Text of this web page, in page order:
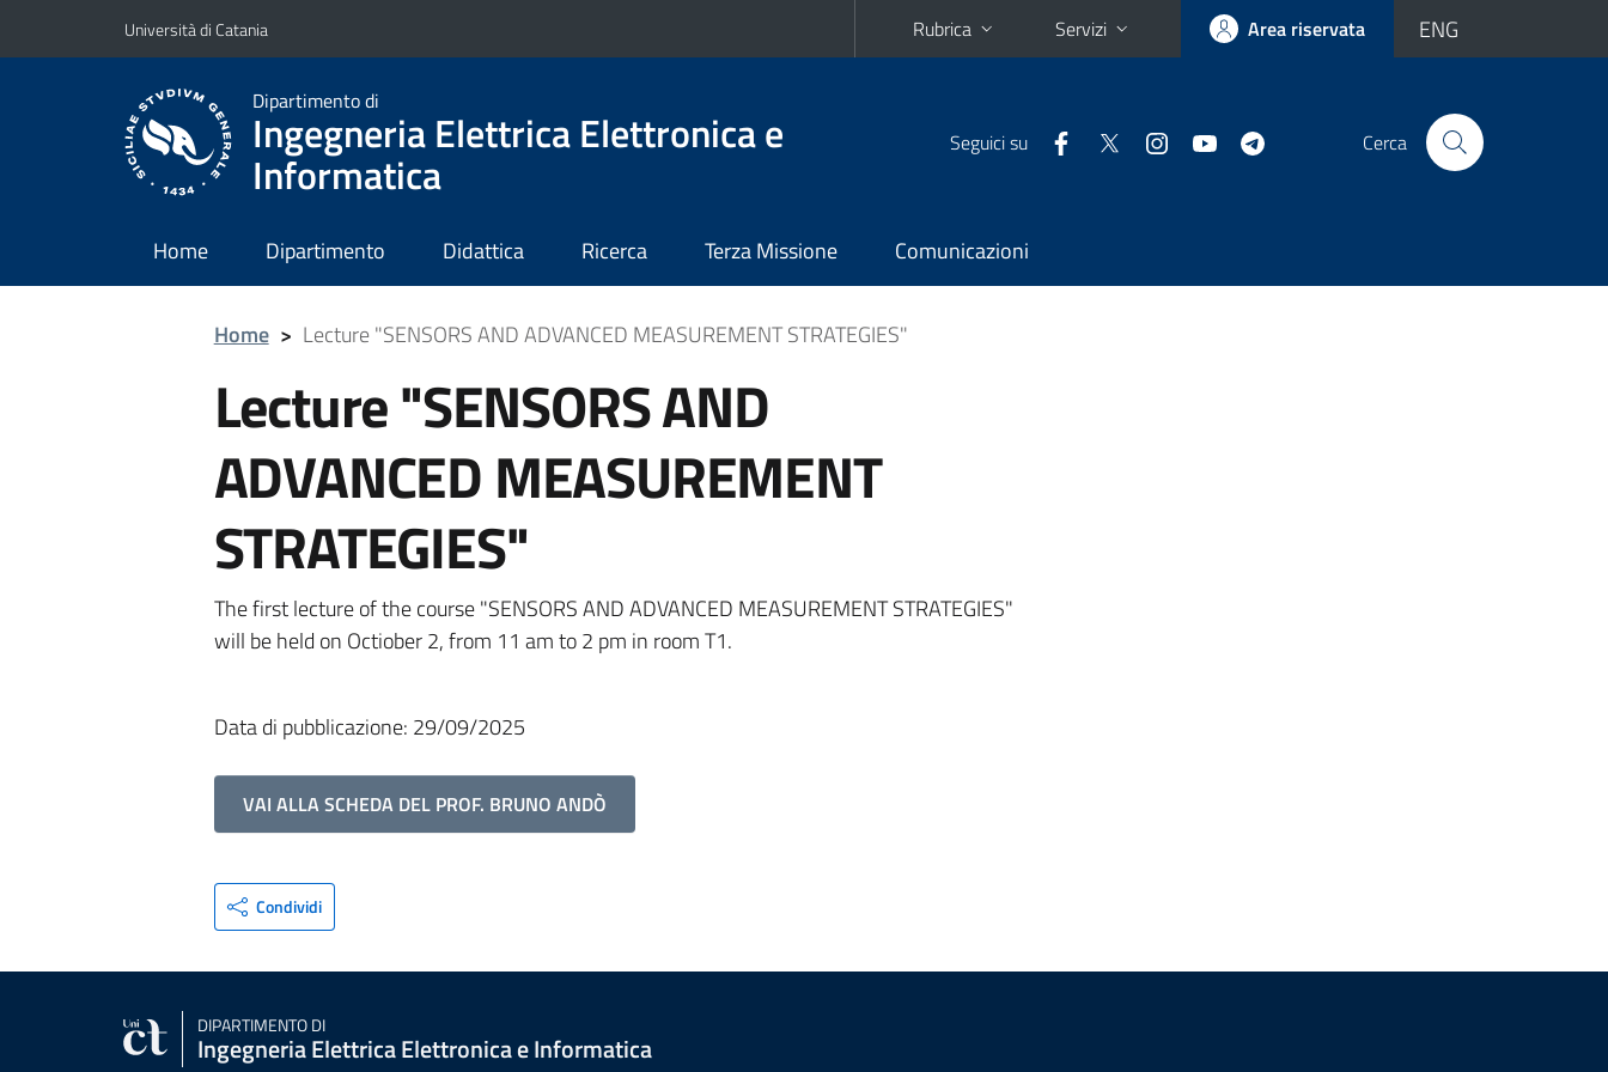
Vai al contenuto principale
Vai al menu di navigazione
Università di Catania Rubrica Servizi Area riservata ENG
Dipartimento di
Ingegneria Elettrica Elettronica e
Informatica
Seguici su Cerca
Home Dipartimento Didattica Ricerca Terza Missione Comunicazioni
Home > Lecture "SENSORS AND ADVANCED MEASUREMENT STRATEGIES"
Lecture "SENSORS AND
ADVANCED MEASUREMENT
STRATEGIES"
The first lecture of the course "SENSORS AND ADVANCED MEASUREMENT STRATEGIES"
will be held on Octiober 2, from 11 am to 2 pm in room T1.
Data di pubblicazione: 29/09/2025
VAI ALLA SCHEDA DEL PROF. BRUNO ANDÒ
Condividi
DIPARTIMENTO DI
Ingegneria Elettrica Elettronica e Informatica